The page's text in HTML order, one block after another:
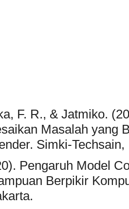
F. R., & Jatmiko.
Masalah yang
Simki-Techsain,
Pengaruh Model
Berpikir